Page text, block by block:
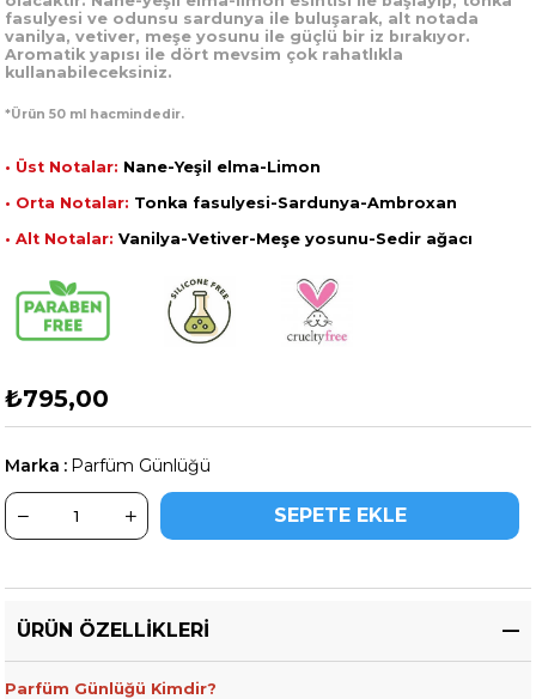
fasulyesi ve odunsu sardunya ile buluşarak, alt notada
vanilya, vetiver, meşe yosunu ile güçlü bir iz bırakıyor.
Aromatik yapısı ile dört mevsim çok rahatlıkla
kullanabileceksiniz.
*Ürün 50 ml hacmindedir.
• Üst Notalar: Nane-Yeşil elma-Limon
• Orta Notalar: Tonka fasulyesi-Sardunya-Ambroxan
• Alt Notalar: Vanilya-Vetiver-Meşe yosunu-Sedir ağacı
₺795,00
Marka : Parfüm Günlüğü
ÜRÜN ÖZELLIKLERI
Parfüm Günlüğü Kimdir?